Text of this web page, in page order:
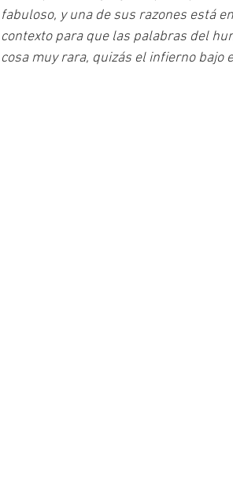
fabuloso, y una de sus razones está
contexto para que las palabras del
cosa muy rara, quizás el infierno bajo